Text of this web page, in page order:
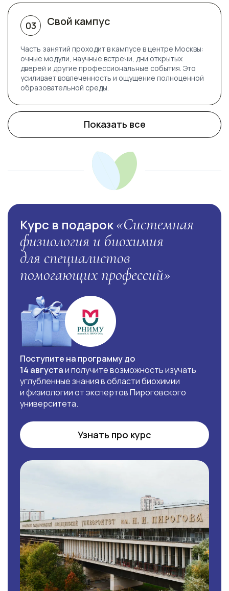
03 Свой кампус
Часть занятий проходит в кампусе в центре Москвы:
очные модули, научные встречи, дни открытых
дверей и другие профессиональные события. Это
усиливает вовлеченность и ощущение полноценной
образовательной среды.
Показать все
Курс в подарок«Системная
физиология и биохимия
для специалистов
помогающих профессий»
Поступите на программу до
14 августаи получите возможность изучать
углубленные знания в области биохимии
и физиологии от экспертов Пироговского
университета.
Узнать про курс